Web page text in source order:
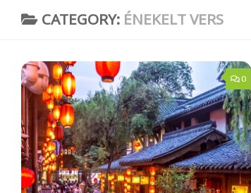
CATEGORY: ÉNEKELT VERS
0